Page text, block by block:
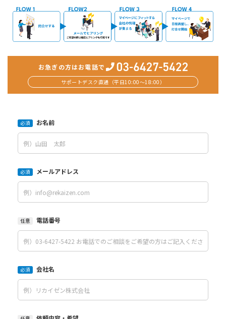
お急ぎの方はお電話で
サポートデスク直通（平日10:00〜18:00）
必須 お名前
必須 メールアドレス
任意 電話番号
必須 会社名